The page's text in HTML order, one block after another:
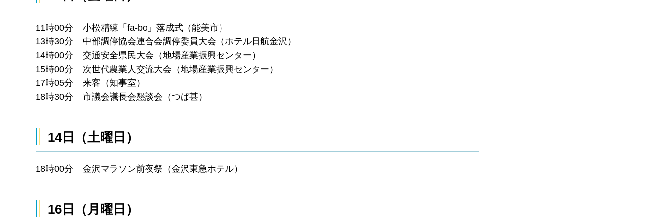
11時00分 小松精練「fa-bo」落成式（能美市）
13時30分 中部調停協会連合会調停委員大会（ホテル日航金沢）
14時00分 交通安全県民大会（地場産業振興センター）
15時00分 次世代農業人交流大会（地場産業振興センター）
17時05分 来客（知事室）
18時30分 市議会議長会懇談会（つば甚）
14日（土曜日）
18時00分 金沢マラソン前夜祭（金沢東急ホテル）
16日（月曜日）